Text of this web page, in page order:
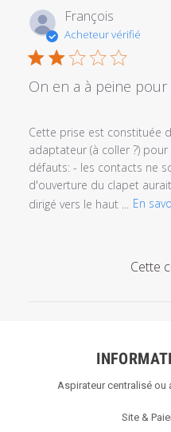
le
Fri
Jan
11
2019
François
Acheteur vérifié
On en a à peine
Cette prise est constituée
adaptateur (à coller ?)
défauts: - les contacts ne
d'ouverture du clapet
dirigé vers le haut ...
En
Cette
Aspirateur centralisé
Site &